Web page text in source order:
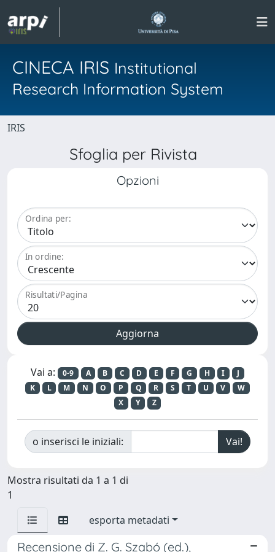
CINECA IRIS Institutional
Research Information System
IRIS
Sfoglia per Rivista
Opzioni
Ordina per:
In ordine:
Risultati/Pagina
Vai a: 0-9 A B C D E F G H I
J
K
L M N O P Q R S T U V
W
X
Y Z
o inserisci le iniziali:
Mostra risultati da 1 a 1 di
1
esporta metadati
Recensione di Z. G. Szabó (ed.),